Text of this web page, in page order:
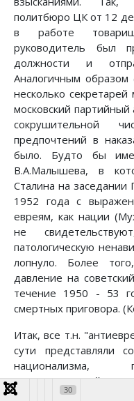
политбюро ЦК от 12
в работе
руководитель был
должности и
Аналогичным образом
несколько секретарей
московский партийный
сокрушительной
предпочтений в
было. Будто бы
В.А.Малышева, в
Сталина на
1952 года с
евреям, как нации
не
патологическую
лопнуло. Более
давление на
течение 1950 - 53
смертных приговора.
Итак, все т.н.
сути представляли
национализма,
внутрикумовской
те же проблемы
30